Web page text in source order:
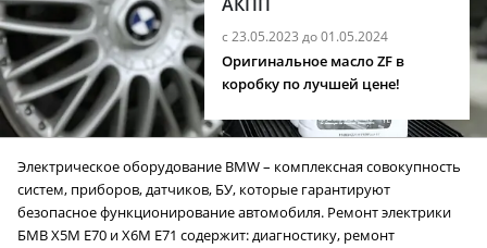
АКПП
с 23.05.2023 до 01.05.2024
Оригинальное масло ZF в
коробку по лучшей цене!
Электрическое оборудование BMW – комплексная совокупность
систем, приборов, датчиков, БУ, которые гарантируют
безопасное функционирование автомобиля. Ремонт электрики
БМВ X5M E70 и X6M E71 содержит: диагностику, ремонт